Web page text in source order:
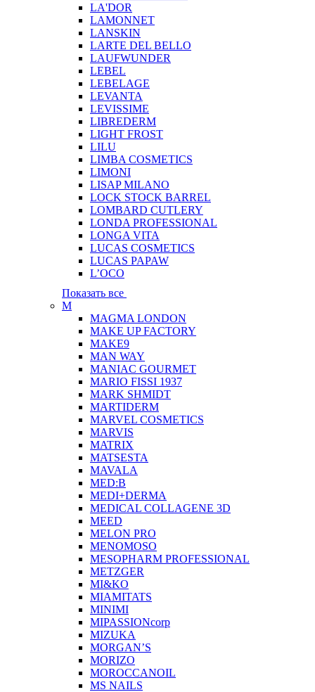
LA'DOR
LAMONNET
LANSKIN
LARTE DEL BELLO
LAUFWUNDER
LEBEL
LEBELAGE
LEVANTA
LEVISSIME
LIBREDERM
LIGHT FROST
LILU
LIMBA COSMETICS
LIMONI
LISAP MILANO
LOCK STOCK BARREL
LOMBARD CUTLERY
LONDA PROFESSIONAL
LONGA VITA
LUCAS COSMETICS
LUCAS PAPAW
L’OCO
Показать все
M
MAGMA LONDON
MAKE UP FACTORY
MAKE9
MAN WAY
MANIAC GOURMET
MARIO FISSI 1937
MARK SHMIDT
MARTIDERM
MARVEL COSMETICS
MARVIS
MATRIX
MATSESTA
MAVALA
MED:B
MEDI+DERMA
MEDICAL COLLAGENE 3D
MEED
MELON PRO
MENOMOSO
MESOPHARM PROFESSIONAL
METZGER
MI&KO
MIAMITATS
MINIMI
MIPASSIONcorp
MIZUKA
MORGAN’S
MORIZO
MOROCCANOIL
MS NAILS